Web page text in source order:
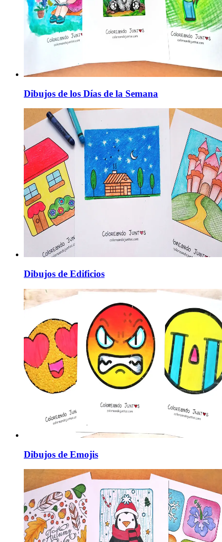
Dibujos de los Días de la Semana
Dibujos de Edificios
Dibujos de Emojis